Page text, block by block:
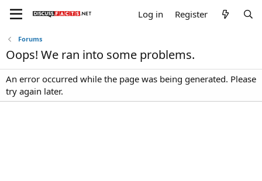
Log in Register
Forums
Oops! We ran into some problems.
An error occurred while the page was being generated. Please
try again later.